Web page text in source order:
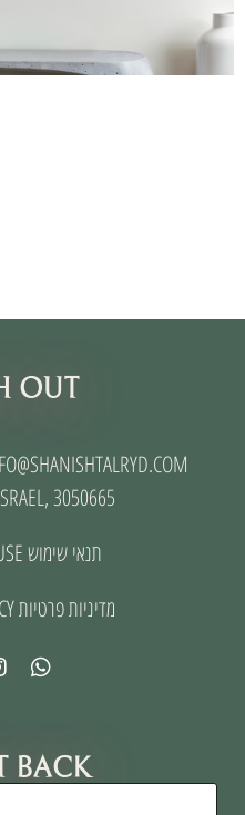
OUT
3050665
TERMS OF USE תנאי שימוש
PRIVACY POLICY מדיניות פרטיות
BACK